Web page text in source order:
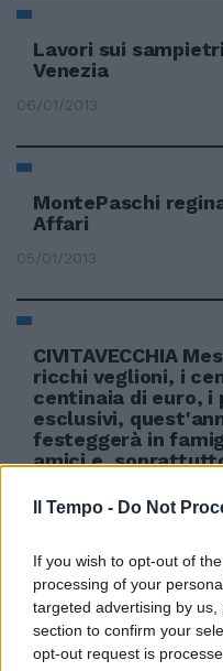
Il Tempo - Do Not
If you wish to opt-out of
processing of your
targeted advertising by
section to confirm your
opt-out request is
Lavori sui
Venezia
06/01/2013
MontePaschi
Affari
05/01/2013
CIVITAVECCHIA
ricchi veglioni, i
centinaia di euro, i
esclusivi,
festeggerà in
amici e,
Aspettando il 2013
piazza
31/12/2012